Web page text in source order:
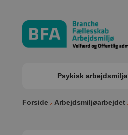
Psykisk arbejdsmiljø
Forside Arbejdsmiljøarbejdet